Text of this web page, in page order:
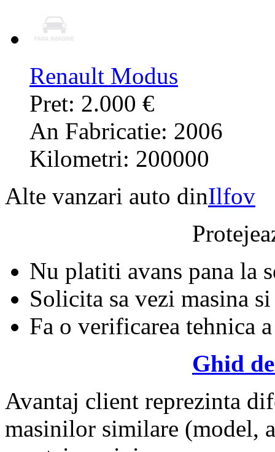
Renault Modus
Pret: 2.000 €
An Fabricatie: 2006
Kilometri: 200000
Alte vanzari auto dinIlfov
Nu platiti avans pana la
Solicita sa vezi masina si
Fa o verificarea tehnica
Ghid
Avantaj client reprezinta
masinilor similare (model,